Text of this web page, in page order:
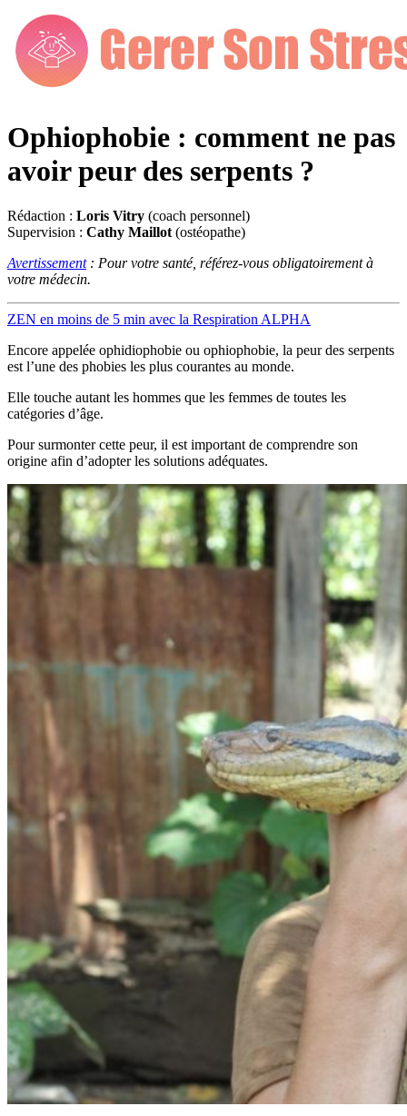
Ophiophobie : comment ne pas
avoir peur des serpents ?
Rédaction : Loris Vitry (coach personnel)
Supervision : Cathy Maillot (ostéopathe)
Avertissement: Pour votre santé, référez-vous obligatoirement à
votre médecin.
ZEN en moins de 5 min avec la Respiration ALPHA
Encore appelée ophidiophobie ou ophiophobie, la peur des serpents
est l’une des phobies les plus courantes au monde.
Elle touche autant les hommes que les femmes de toutes les
catégories d’âge.
Pour surmonter cette peur, il est important de comprendre son
origine afin d’adopter les solutions adéquates.